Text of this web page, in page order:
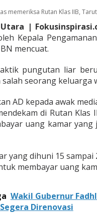
memeriksa Rutan Klas IIB,
|
Kepala
mencuat.
pungutan liar
seorang keluarga
AD kepada awak
di Rutan
uang kamar
yang dihuni 15
membayar uang
Wakil Gubernur
Direnovasi